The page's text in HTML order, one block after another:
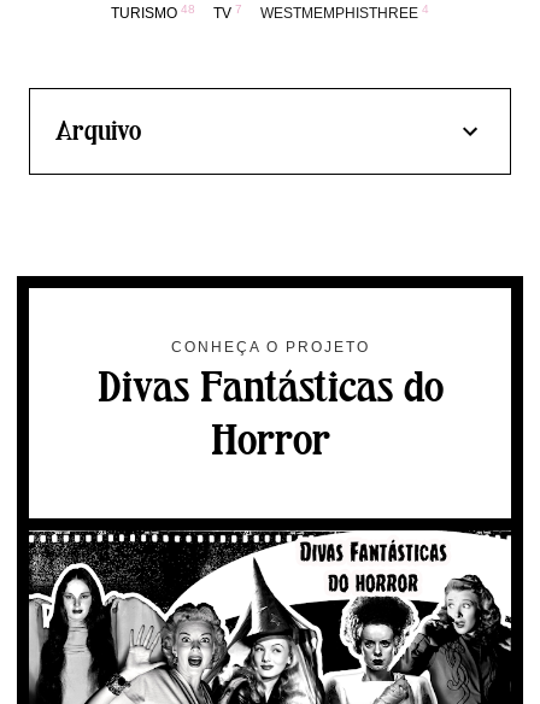
TURISMO 48 TV 7 WESTMEMPHISTHREE 4
Arquivo
CONHEÇA O PROJETO
Divas Fantásticas do
Horror